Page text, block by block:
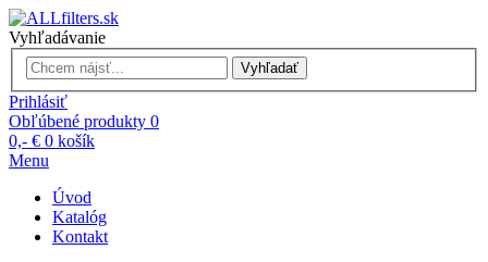
Vyhľadávanie
Vyhľadať
Prihlásiť
Obľúbené produkty 0
0,- € 0 košík
Menu
Úvod
Katalóg
Kontakt